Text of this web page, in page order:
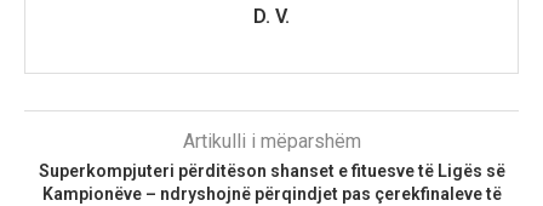
D. V.
Artikulli i mëparshëm
Superkompjuteri përditëson shanset e fituesve të Ligës së
Kampionëve – ndryshojnë përqindjet pas çerekfinaleve të